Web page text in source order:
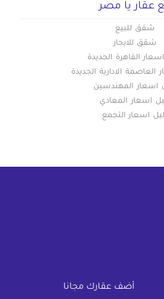
عقار يا مصر
شقق للبيع
شقق للايجار
القاهرة الجديدة
العاصمة الادارية الجديدة
اسعار المهندسين
اسعار المعادي
اسعار التجمع
أضف عقارك مجانا